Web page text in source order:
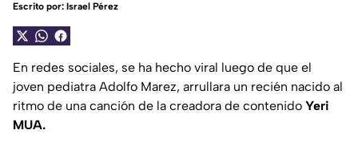
Escrito por: Israel Pérez
En redes sociales, se ha hecho viral luego de que el
joven pediatra Adolfo Marez, arrullara un recién nacido al
ritmo de una canción de la creadora de contenido Yeri
MUA.